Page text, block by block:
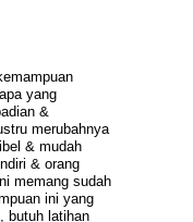
yang
&
merubahnya
& mudah
& orang
memang sudah
ini yang
butuh latihan